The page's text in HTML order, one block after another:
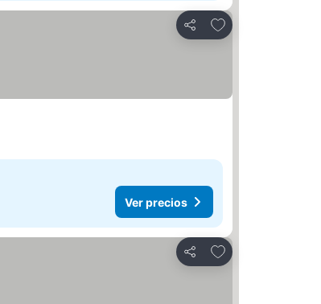
Compartir
Agregar a favoritos
Ver precios
Compartir
Agregar a favoritos